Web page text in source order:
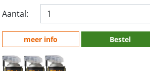
Aantal:
meer info Bestel